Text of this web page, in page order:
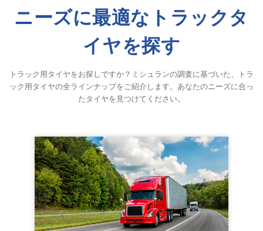
ニーズに最適なトラックタ
イヤを探す
トラック用タイヤをお探しですか？ミシュランの調査に基づいた、トラ
ック用タイヤの全ラインナップをご紹介します。あなたのニーズに合っ
たタイヤを見つけてください。